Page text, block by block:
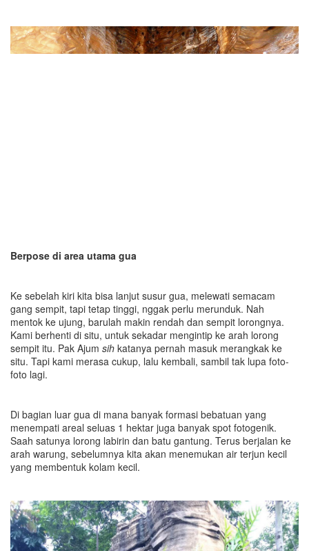
Berpose di area utama gua
Ke sebelah kiri kita bisa lanjut susur gua, melewati semacam
gang sempit, tapi tetap tinggi, nggak perlu merunduk. Nah
mentok ke ujung, barulah makin rendah dan sempit lorongnya.
Kami berhenti di situ, untuk sekadar mengintip ke arah lorong
sempit itu. Pak Ajum sih katanya pernah masuk merangkak ke
situ. Tapi kami merasa cukup, lalu kembali, sambil tak lupa foto-
foto lagi.
Di bagian luar gua di mana banyak formasi bebatuan yang
menempati areal seluas 1 hektar juga banyak spot fotogenik.
Saah satunya lorong labirin dan batu gantung. Terus berjalan ke
arah warung, sebelumnya kita akan menemukan air terjun kecil
yang membentuk kolam kecil.